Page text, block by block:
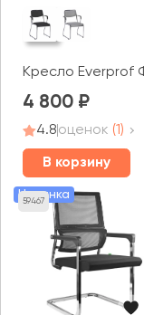
Кресло Everprof
4 800
4.8оценок (1)
В корзину
59467
Новинка